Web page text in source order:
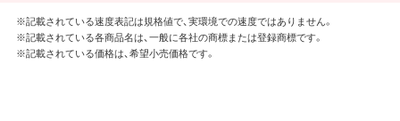
※記載されている速度表記は規格値で、実環境での速度ではありません。
※記載されている各商品名は、一般に各社の商標または登録商標です。
※記載されている価格は、希望小売価格です。